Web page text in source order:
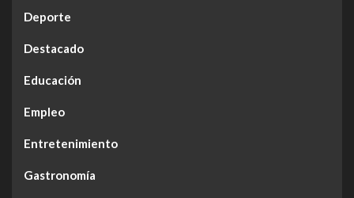
Deporte
Destacado
Educación
Empleo
Entretenimiento
Gastronomía